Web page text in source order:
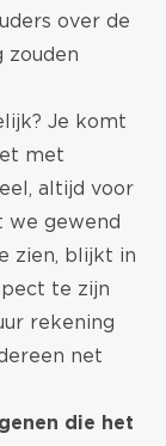
over de
zouden
Je komt
met
altijd voor
we gewend
zien, blijkt in
te zijn
rekening
net
die het